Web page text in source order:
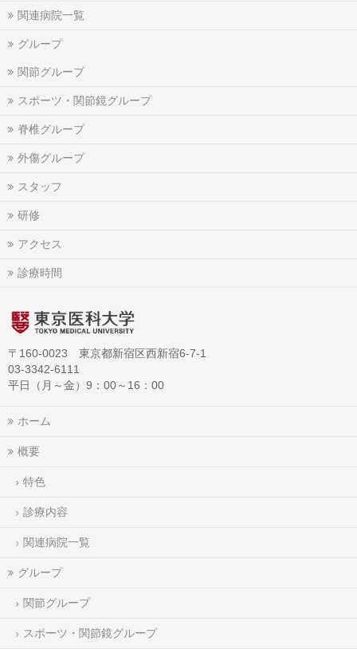
関連病院一覧
グループ
関節グループ
スポーツ・関節鏡グループ
脊椎グループ
外傷グループ
スタッフ
研修
アクセス
診療時間
〒160-0023 東京都新宿区西新宿6-7-1
03-3342-6111
平日（月～金）9：00～16：00
ホーム
概要
特色
診療内容
関連病院一覧
グループ
関節グループ
スポーツ・関節鏡グループ